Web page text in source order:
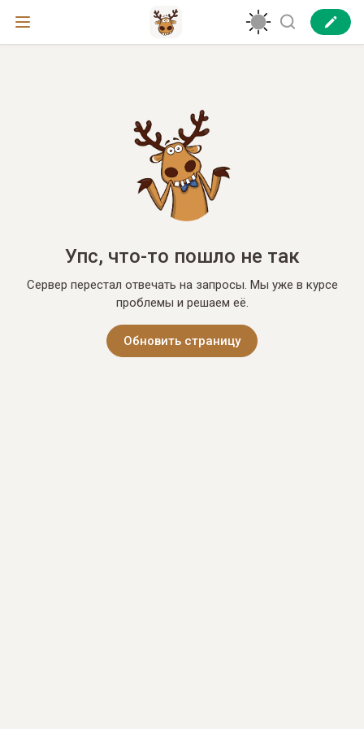
Упс, что-то пошло не так
Сервер перестал отвечать на запросы. Мы уже в курсе
проблемы и решаем её.
Обновить страницу